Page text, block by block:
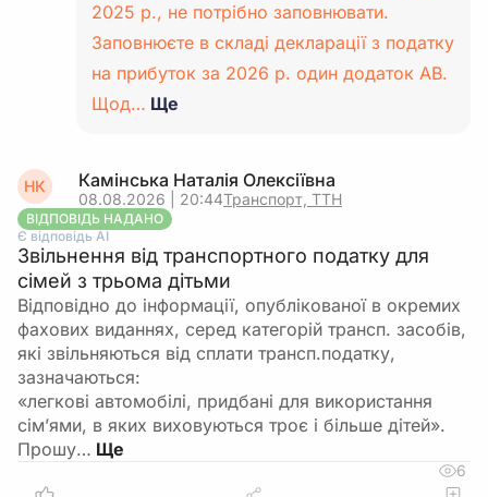
2025 р., не потрібно заповнювати.
Заповнюєте в складі декларації з податку
на прибуток за 2026 р. один додаток АВ.
Щод… Ще
НК Камінська Наталія Олексіївна
08.08.2026 | 20:44Транспорт, ТТН
ВІДПОВІДЬ НАДАНО
Є відповідь АІ
Звільнення від транспортного податку для
сімей з трьома дітьми
Відповідно до інформації, опублікованої в окремих
фахових виданнях, серед категорій трансп. засобів,
які звільняються від сплати трансп.податку,
зазначаються:
«легкові автомобілі, придбані для використання
сім’ями, в яких виховуються троє і більше дітей».
Прошу…
6